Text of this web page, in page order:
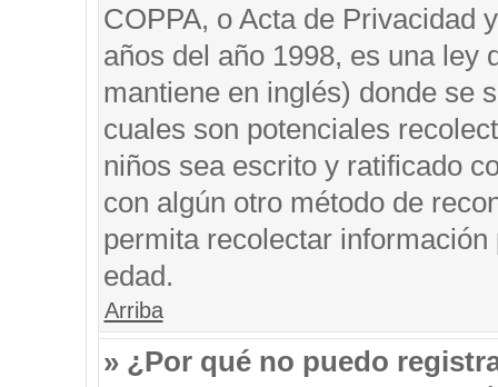
COPPA, o Acta de Privacidad
años del año 1998, es una ley
mantiene en inglés) donde se
cuales son potenciales
niños sea escrito y ratificado
con algún otro método de
permita recolectar
edad.
Arriba
» ¿Por qué no puedo